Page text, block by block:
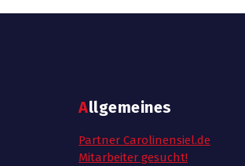
Allgemeines
Partner Carolinensiel.de
Mitarbeiter gesucht!